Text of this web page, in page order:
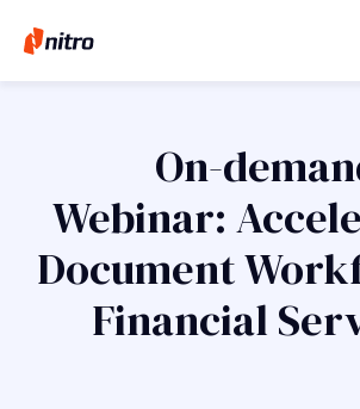
On-
Webinar:
Document
Financial